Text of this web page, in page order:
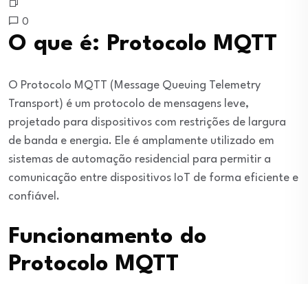
0
O que é: Protocolo MQTT
O Protocolo MQTT (Message Queuing Telemetry
Transport) é um protocolo de mensagens leve,
projetado para dispositivos com restrições de largura
de banda e energia. Ele é amplamente utilizado em
sistemas de automação residencial para permitir a
comunicação entre dispositivos IoT de forma eficiente e
confiável.
Funcionamento do
Protocolo MQTT